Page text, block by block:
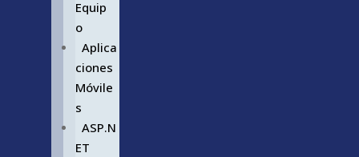
Equip
o
Aplica
ciones
Móvile
s
ASP.N
ET